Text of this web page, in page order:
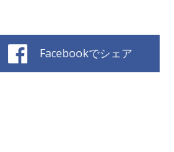
Facebookでシェア